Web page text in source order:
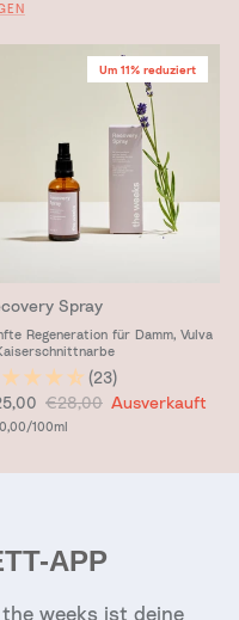
Um 11% reduziert
Spray
Regeneration für Damm, Vulva
(23)
Normaler Preis
€28,00 Ausverkauft
/100ml
APP
weeks ist deine